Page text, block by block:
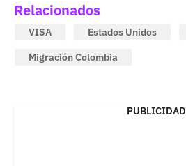
Relacionados
VISA Estados Unidos
Migración Colombia
PUBLICIDAD